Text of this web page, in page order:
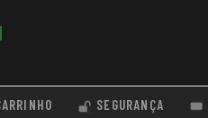
SEGURANÇA